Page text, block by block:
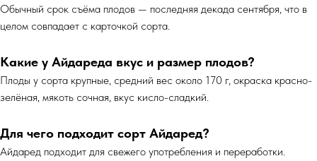
Обычный срок съёма плодов — последняя декада сентября, что в
целом совпадает с карточкой сорта.​
Какие у Айдареда вкус и размер плодов?
Плоды у сорта крупные, средний вес около 170 г, окраска красно-
зелёная, мякоть сочная, вкус кисло-сладкий.
Для чего подходит сорт Айдаред?
Айдаред подходит для свежего употребления и переработки.​